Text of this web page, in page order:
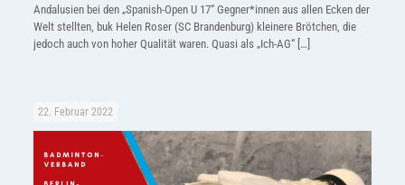
Andalusien bei den „Spanish-Open U 17“ Gegner*innen aus allen Ecken der
Welt stellten, buk Helen Roser (SC Brandenburg) kleinere Brötchen, die
jedoch auch von hoher Qualität waren. Quasi als „Ich-AG“[…]
22. Februar 2022